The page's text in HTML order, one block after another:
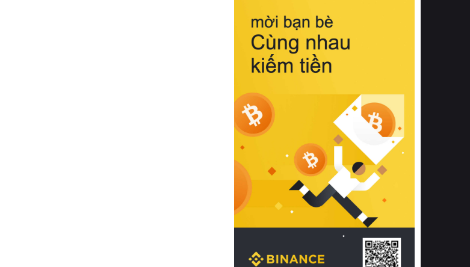
hồi chuẩn xác của phần đệm nâng đỡ
cột sống.
Bên cạnh đó, việc lựa chọn các dòng
sản phẩm đạt chuẩn chất lượng quốc
tế còn giúp ngăn ngừa tình trạng kích
khuẩn và nấm mốc trong điều kiện
thời tiết nóng ẩm. Bạn có thể tìm hiểu
thêm các nghiên cứu khoa học về tác
động của giấc ngủ và môi trường
phòng ngủ đối với sức khỏe con
người tại Sleep Foundation (External
Link) để có cái nhìn toàn diện hơn.
2. Các tiêu chí vàng khi lựa chọn
chăn ga gối đệm cao cấp cho phòng
ngủ
Để sở hữu một bộ chăn ga gối đệm
cao cấp hoàn hảo cả về thẩm mỹ lẫn
công năng, người tiêu dùng cần cân
nhắc kỹ lưỡng các tiêu chí quan trọng